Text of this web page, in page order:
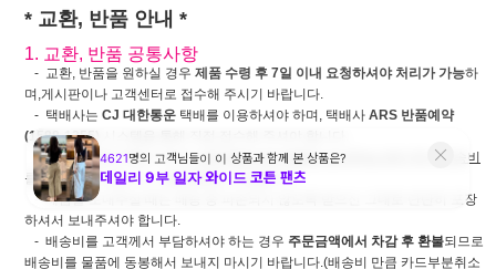
* 교환, 반품 안내 *
1. 교환, 반품 공통사항
- 교환, 반품을 원하실 경우 제품 수령 후 7일 이내 요청하셔야 처리가 가능하
며,게시판이나 고객센터로 접수해 주시기 바랍니다.
- 택배사는 CJ 대한통운 택배를 이용하셔야 하며, 택배사 ARS 반품예약
(1588-1255)
- CJ 대한통운 택배 이외의다른 택배사로 착불로 보내주실 경우 추가 배송비
를 부담하셔야 합니다. 선불 발송은 가능합니다.
- 제품을 보내주실 때는 배송 중 파손되지 않도록 받으신 그대로 단단히 포장
하셔서 보내주셔야 합니다.
- 배송비를 고객께서 부담하셔야 하는 경우 주문금액에서 차감 후 환불되므로
배송비를 물품에 동봉해서 보내지 마시기 바랍니다.(배송비 만큼 카드부분취소